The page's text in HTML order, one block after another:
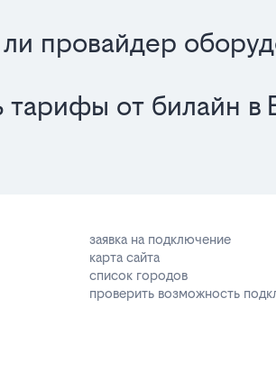
провайдер
тарифы от билайн в
заявка на подключение
карта сайта
список городов
проверить возможность